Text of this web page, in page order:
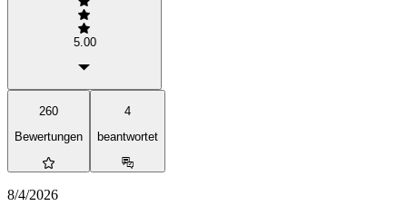
5.00
260
Bewertungen
4
beantwortet
8/4/2026